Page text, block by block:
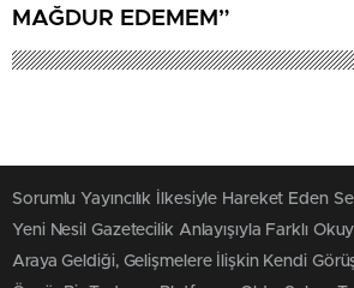
MAĞDUR EDEMEM”
Sorumlu Yayıncılık İlkesiyle Hareket Eden
Yeni Nesil Gazetecilik Anlayışıyla Farklı
Araya Geldiği, Gelişmelere İlişkin Kendi